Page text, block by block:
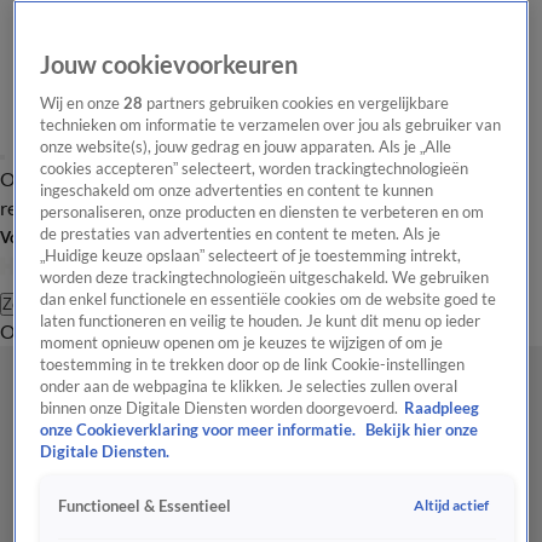
Overzicht Laatste nieuws Regionieuws Het beste van Hart
Tip de
redactie
Volg Hart van Nederland
Zoeken
OverzichtRegioUitzendingenWeerTip de redactiePanelVideo's
Jouw cookievoorkeuren
Wij en onze28 partners gebruiken cookies en vergelijkbare
technieken om informatie te verzamelen over jou als gebruiker van
onze website(s), jouw gedrag en jouw apparaten. Als je „Alle
cookies accepteren” selecteert, worden trackingtechnologieën
ingeschakeld om onze advertenties en content te kunnen
personaliseren, onze producten en diensten te verbeteren en om
de prestaties van advertenties en content te meten. Als je
„Huidige keuze opslaan” selecteert of je toestemming intrekt,
worden deze trackingtechnologieën uitgeschakeld. We gebruiken
dan enkel functionele en essentiële cookies om de website goed te
laten functioneren en veilig te houden. Je kunt dit menu op ieder
moment opnieuw openen om je keuzes te wijzigen of om je
toestemming in te trekken door op de link Cookie-instellingen
onder aan de webpagina te klikken. Je selecties zullen overal
binnen onze Digitale Diensten worden doorgevoerd. Raadpleeg
onze Cookieverklaring voor meer informatie.
Bekijk hier onze
Digitale Diensten.
Functioneel & Essentieel Altijd actief